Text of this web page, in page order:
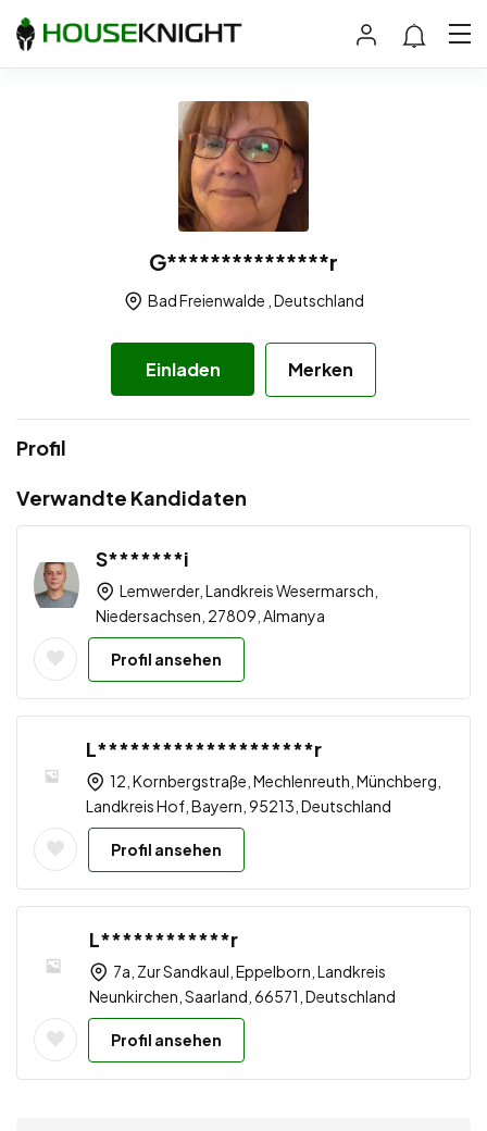
G***************r
Bad Freienwalde , Deutschland
Einladen Merken
Profil
Verwandte Kandidaten
S*******i
Lemwerder, Landkreis Wesermarsch,
Niedersachsen, 27809, Almanya
Profil ansehen
L********************r
12, Kornbergstraße, Mechlenreuth, Münchberg,
Landkreis Hof, Bayern, 95213, Deutschland
Profil ansehen
L************r
7a, Zur Sandkaul, Eppelborn, Landkreis
Neunkirchen, Saarland, 66571, Deutschland
Profil ansehen